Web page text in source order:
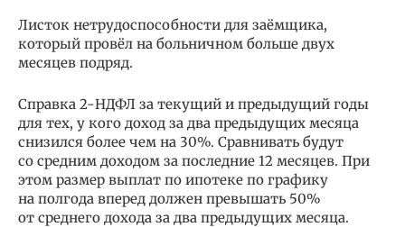
Листок нетрудоспособности для заёмщика,
который провёл на больничном больше двух
месяцев подряд.
Справка 2-НДФЛ за текущий и предыдущий годы
для тех, у кого доход за два предыдущих месяца
снизился более чем на 30%. Сравнивать будут
со средним доходом за последние 12 месяцев. При
этом размер выплат по ипотеке по графику
на полгода вперед должен превышать 50%
от среднего дохода за два предыдущих месяца.